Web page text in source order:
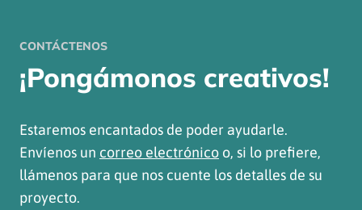
CONTÁCTENOS
¡Pongámonos creativos!
Estaremos encantados de poder ayudarle.
Envíenos un correo electrónico o, si lo prefiere,
llámenos para que nos cuente los detalles de su
proyecto.